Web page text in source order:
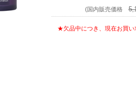
(国内販売価格
★欠品中につき、現在お買い